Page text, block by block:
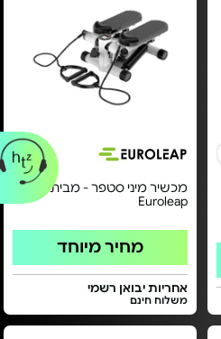
מכשיר מיני סטפר - מבית
Euroleap
מחיר מיוחד
אחריות יבואן רשמי
משלוח חינם